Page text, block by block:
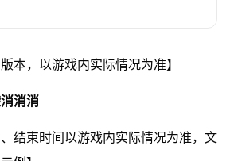
版本，以游戏内实际情况为准】
消消
、结束时间以游戏内实际情况为准，文